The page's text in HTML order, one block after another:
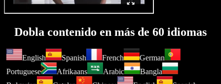
Dobla contenido en más de 60 idiomas
English Spanish French
German
Portuguese
Afrikaans Arabic
Bangla